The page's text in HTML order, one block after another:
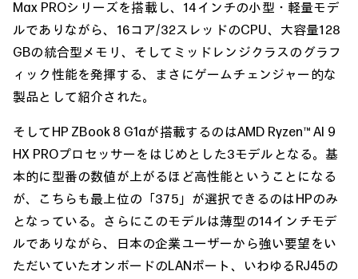
Max PROシリーズを搭載し、14インチの小型・軽量モデ
ルでありながら、16コア/32スレッドのCPU、大容量128
GBの統合型メモリ、そしてミッドレンジクラスのグラフ
ィック性能を発揮する、まさにゲームチェンジャー的な
製品として紹介された。
そしてHP ZBook 8 G1aが搭載するのはAMD Ryzen™ AI 9
HX PROプロセッサーをはじめとした3モデルとなる。基
本的に型番の数値が上がるほど高性能ということになる
が、こちらも最上位の「375」が選択できるのはHPのみ
となっている。さらにこのモデルは薄型の14インチモデ
ルでありながら、日本の企業ユーザーから強い要望をい
ただいていたオンボードのLANポート、いわゆるRJ45の